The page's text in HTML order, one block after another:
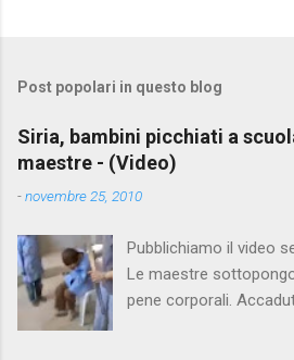
Post popolari in questo blog
Siria, bambini picchiati a
maestre - (Video)
-novembre 25, 2010
Pubblichiamo il video
Le maestre
pene corporali.
Canale 5 "Forum" si è